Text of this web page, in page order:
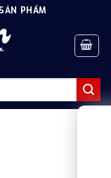
PHẨM